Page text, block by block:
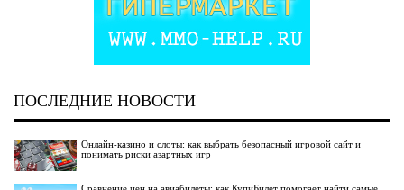
ПОСЛЕДНИЕ НОВОСТИ
Онлайн-казино и слоты: как выбрать безопасный игровой сайт и
понимать риски азартных игр